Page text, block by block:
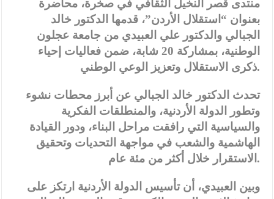
منتدى قصر النخيل الثقافي في صخرة، محاضرة
بعنوان “استقلال الأردن”، قدمها الدكتور خالد
الجبالي والدكتور علي العبيدي من جامعة عجلون
الوطنية، بمشاركة 20 شابة، ضمن فعاليات إحياء
ذكرى الاستقلال وتعزيز الوعي الوطني.
تحدث الدكتور خالد الجبالي عن أبرز محطات نشوء
وتطور الدولة الأردنية، والمنطلقات الفكرية
والسياسية التي رافقت مراحل البناء، ودور القيادة
الهاشمية والشعب في مواجهة التحديات وتحقيق
الاستقرار خلال أكثر من مئة عام.
وبين العبيدي، أن تأسيس الدولة الأردنية ارتكز على